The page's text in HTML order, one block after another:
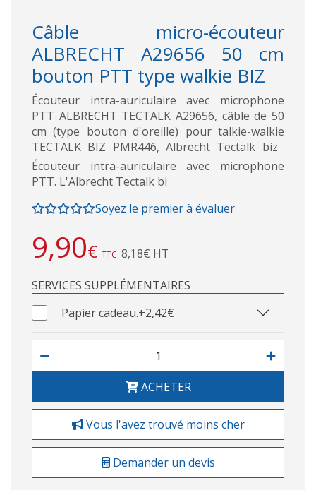
Câble micro-écouteur
ALBRECHT A29656 50 cm
bouton PTT type walkie BIZ
Écouteur intra-auriculaire avec microphone
PTT ALBRECHT TECTALK A29656, câble de 50
cm (type bouton d'oreille) pour talkie-walkie
TECTALK BIZ PMR446, Albrecht Tectalk biz 
Écouteur intra-auriculaire avec microphone
PTT. L'Albrecht Tectalk bi
Soyez le premier à évaluer
9,90€ TTC 8,18€ HT
SERVICES SUPPLÉMENTAIRES
Papier cadeau.+2,42€
ACHETER
Vous l'avez trouvé moins cher
Demander un devis